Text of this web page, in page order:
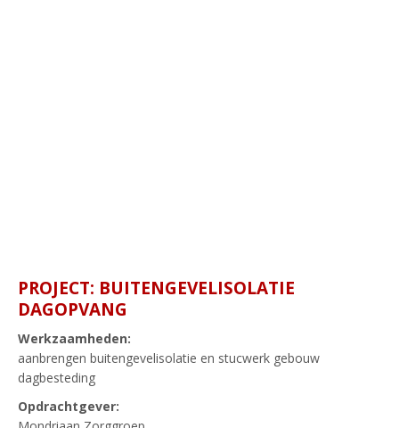
PROJECT: BUITENGEVELISOLATIE
DAGOPVANG
Werkzaamheden:
aanbrengen buitengevelisolatie en stucwerk gebouw
dagbesteding
Opdrachtgever: